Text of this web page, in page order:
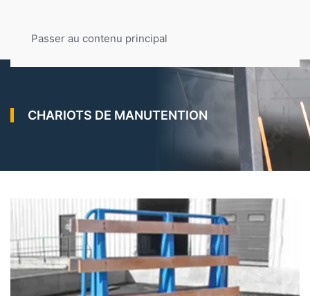
Passer au contenu principal
CHARIOTS DE MANUTENTION